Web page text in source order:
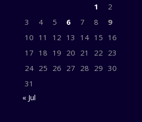
1
2
3
4 5 6 7 8
9
10 11 12 13 14 15 16
17 18 19 20 21 22 23
24 25 26 27 28 29 30
31
« Jul